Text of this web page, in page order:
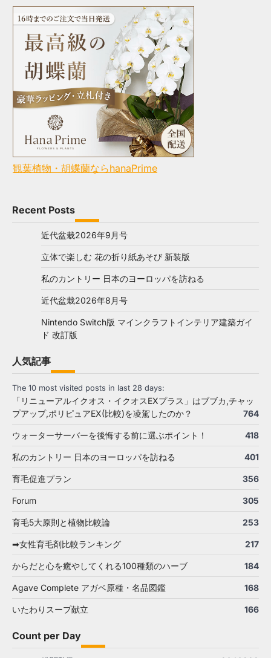
観葉植物・胡蝶蘭ならhanaPrime
Recent Posts
近代盆栽2026年9月号
立体で楽しむ 花の折り紙あそび 新装版
私のカントリー 日本のヨーロッパを訪ねる
近代盆栽2026年8月号
Nintendo Switch版 マインクラフトインテリア建築ガイ
ド 改訂版
人気記事
The 10 most visited posts in last 28 days:
「リニューアルイクオス・イクオスEXプラス」はブブカ,チャッ
プアップ,ポリピュアEX(比較)を凌駕したのか？
764
ウォーターサーバーを後悔する前に選ぶポイント！ 418
私のカントリー 日本のヨーロッパを訪ねる 401
育毛促進プラン 356
Forum 305
育毛5大原則と植物比較論 253
➡女性育毛剤比較ランキング 217
からだと心を癒やしてくれる100種類のハーブ 184
Agave Complete アガベ原種・名品図鑑 168
いたわりスープ献立 166
Count per Day